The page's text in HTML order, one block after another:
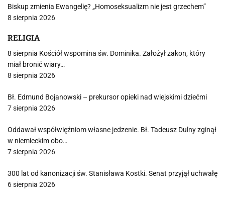
Biskup zmienia Ewangelię? „Homoseksualizm nie jest grzechem”
8 sierpnia 2026
RELIGIA
8 sierpnia Kościół wspomina św. Dominika. Założył zakon, który
miał bronić wiary…
8 sierpnia 2026
Bł. Edmund Bojanowski – prekursor opieki nad wiejskimi dziećmi
7 sierpnia 2026
Oddawał współwięźniom własne jedzenie. Bł. Tadeusz Dulny zginął
w niemieckim obo…
7 sierpnia 2026
300 lat od kanonizacji św. Stanisława Kostki. Senat przyjął uchwałę
6 sierpnia 2026